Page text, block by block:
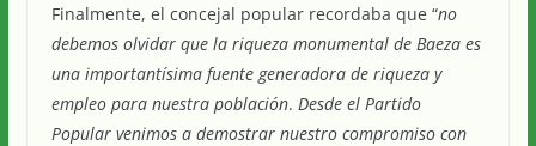
Finalmente, el concejal popular recordaba que “no
debemos olvidar que la riqueza monumental de Baeza es
una importantísima fuente generadora de riqueza y
empleo para nuestra población. Desde el Partido
Popular venimos a demostrar nuestro compromiso con